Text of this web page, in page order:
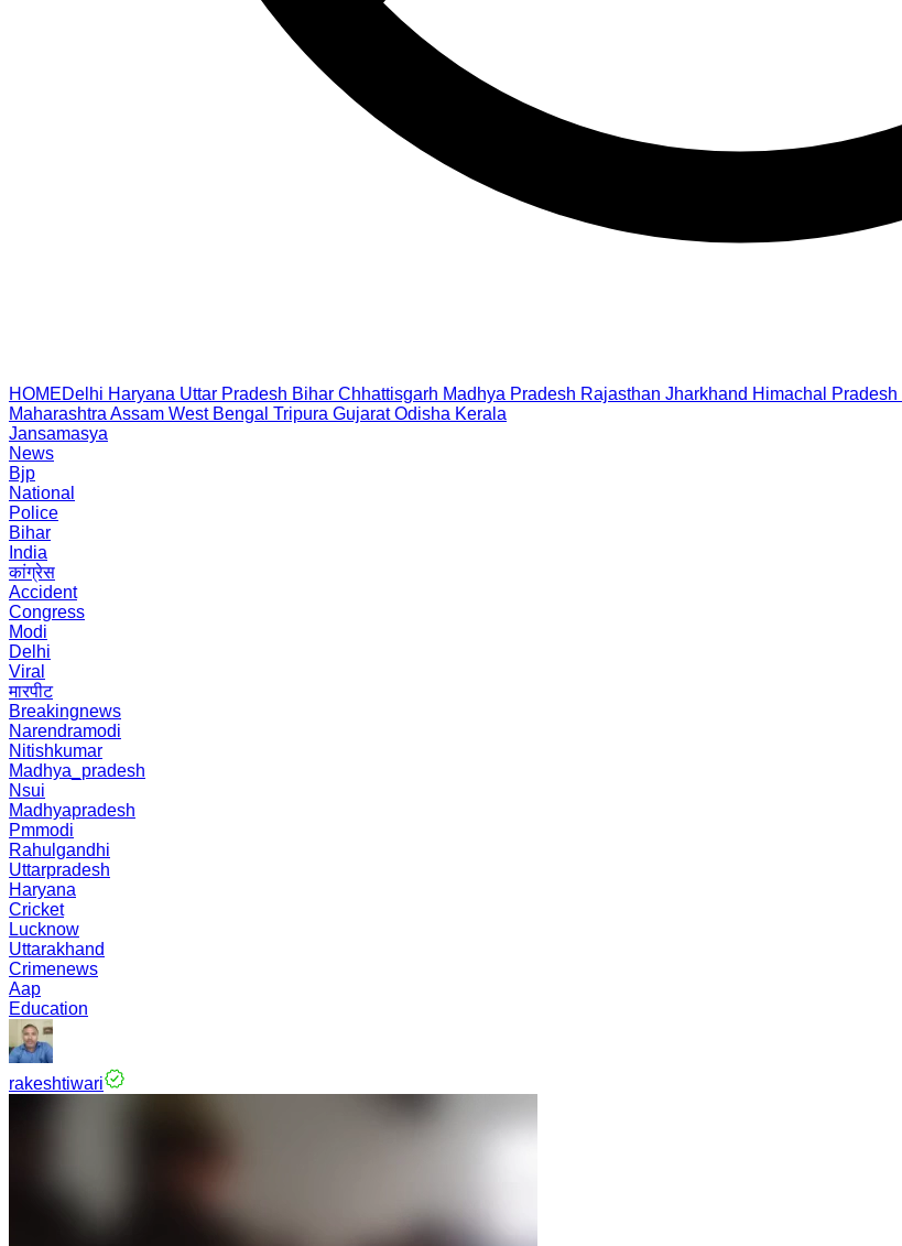
HOMEDelhi Haryana Uttar Pradesh Bihar Chhattisgarh Madhya Pradesh Rajasthan Jharkhand Himachal Pradesh
Maharashtra Assam West Bengal Tripura Gujarat Odisha Kerala
Jansamasya
News
Bjp
National
Police
Bihar
India
कांग्रेस
Accident
Congress
Modi
Delhi
Viral
मारपीट
Breakingnews
Narendramodi
Nitishkumar
Madhya_pradesh
Nsui
Madhyapradesh
Pmmodi
Rahulgandhi
Uttarpradesh
Haryana
Cricket
Lucknow
Uttarakhand
Crimenews
Aap
Education
rakeshtiwari